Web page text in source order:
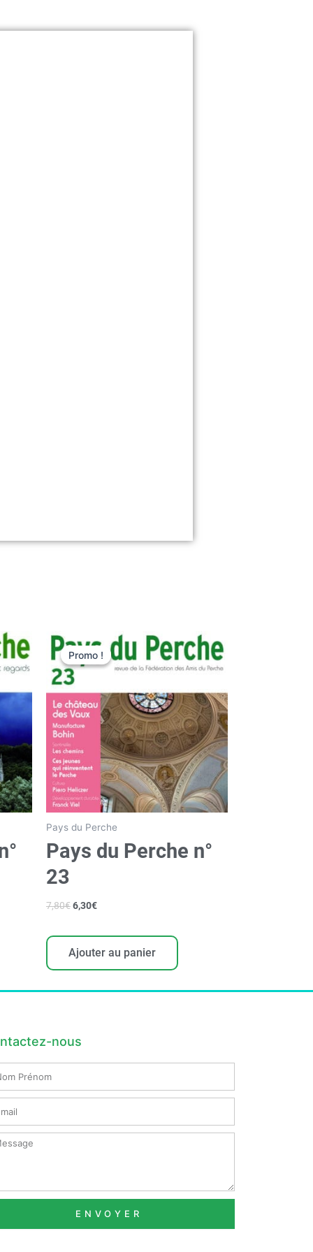
Promo !
Promo !
Pays du Perche
Pays du Perche n°
23
7,80€
prix
initial
était :
7,80€.
6,30€
prix
actuel
est :
Ajouter au panier
nous
ENVOYER